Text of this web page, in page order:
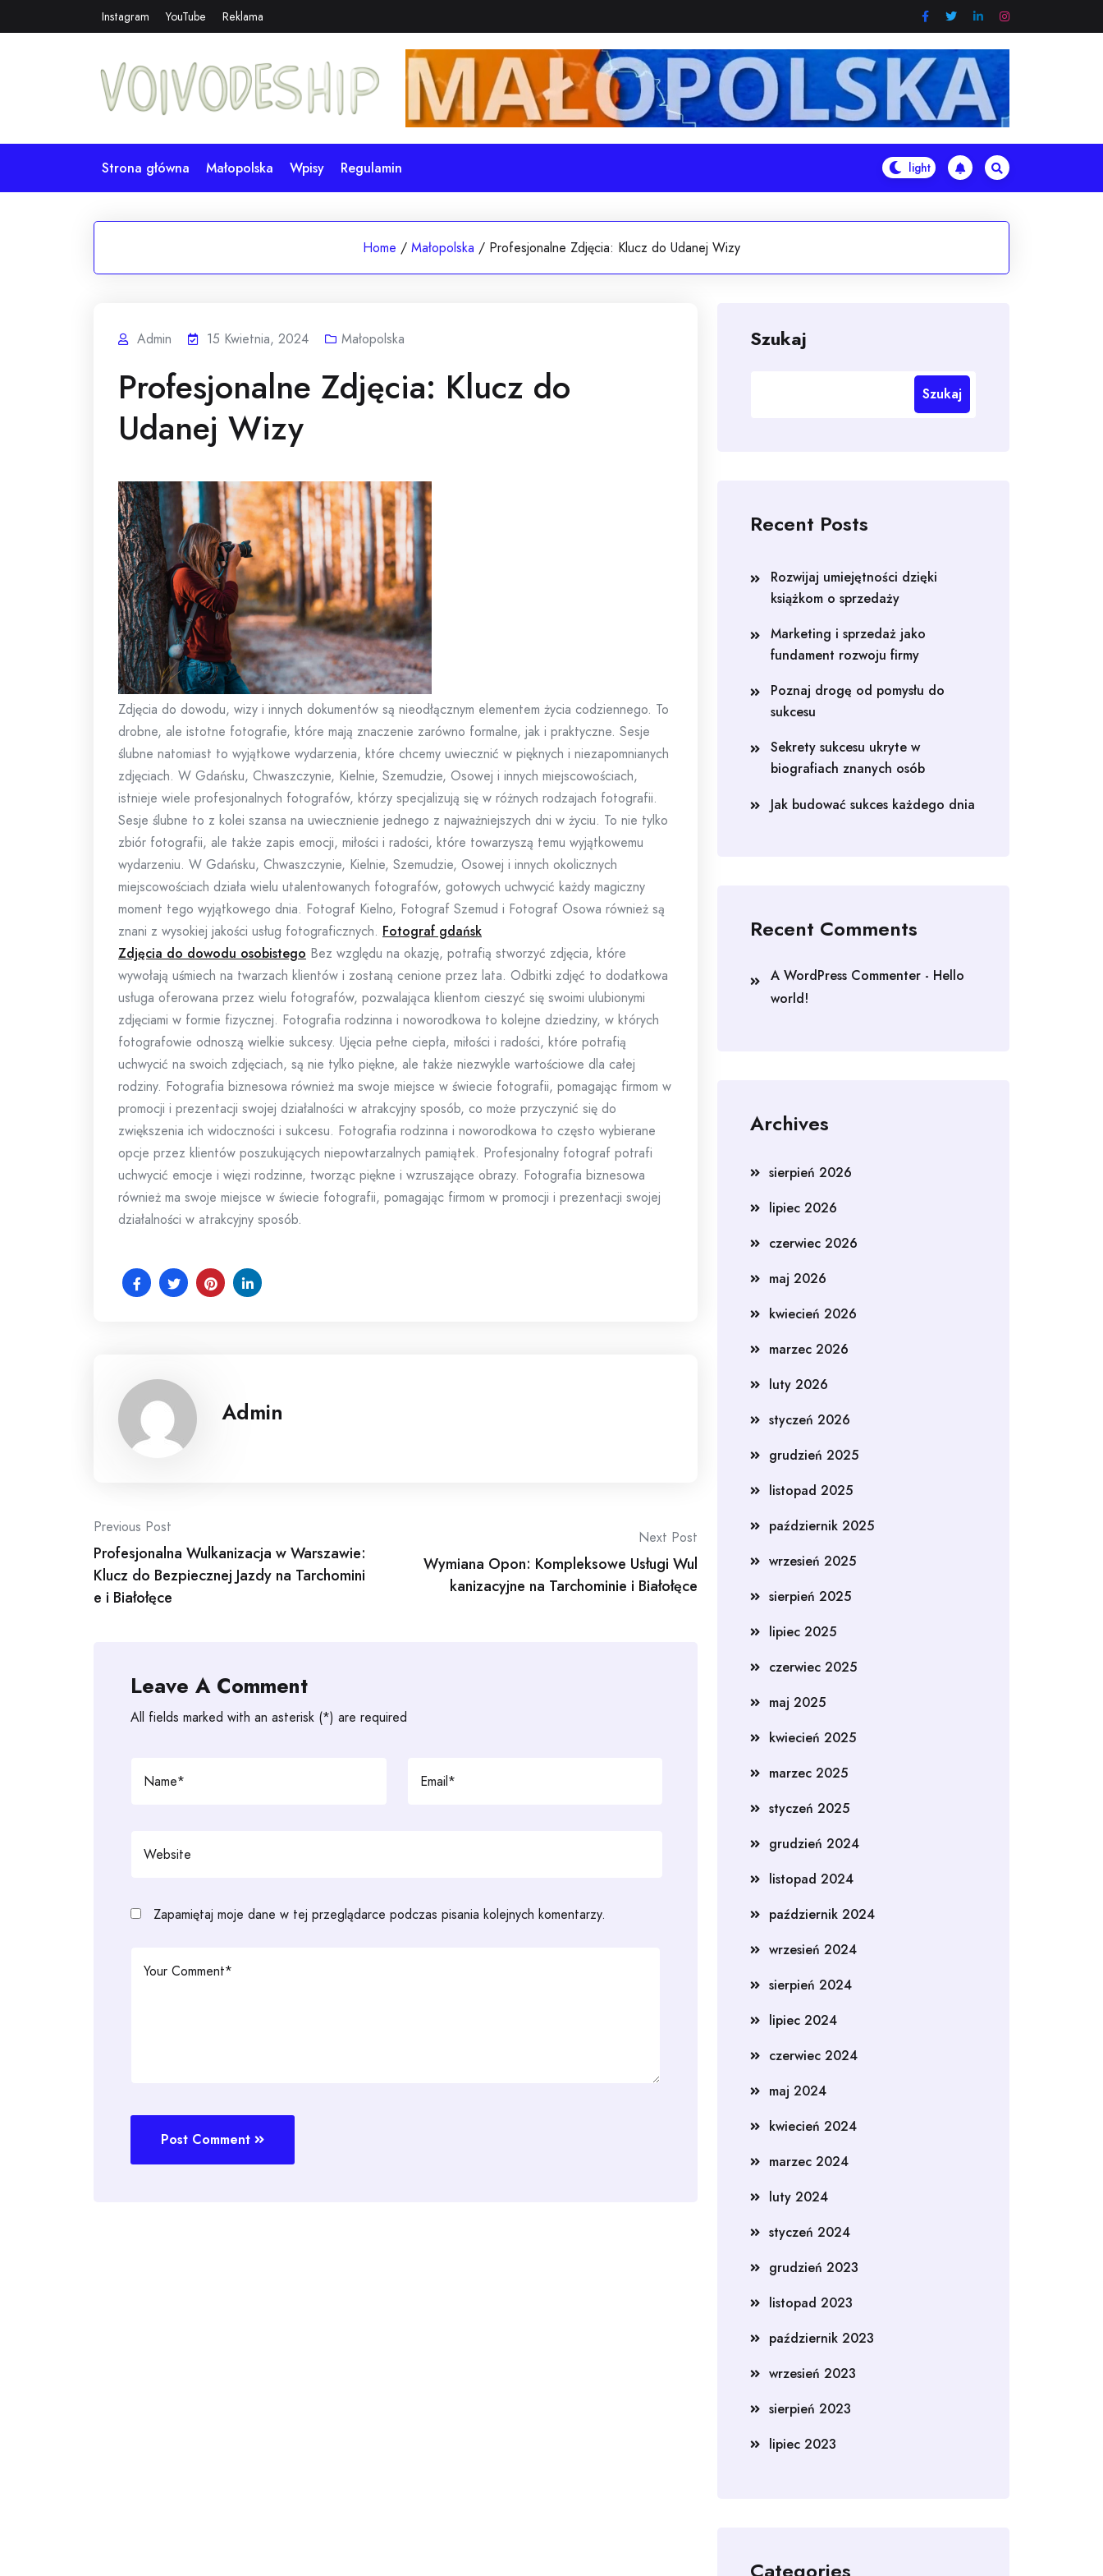
to
Instagram YouTube Reklama
Strona główna Małopolska Wpisy Regulamin
Home / Małopolska / Profesjonalne Zdjęcia: Klucz do Udanej Wizy
Admin 15 Kwietnia, 2024 Małopolska
Profesjonalne Zdjęcia: Klucz do
Udanej Wizy
Zdjęcia do dowodu, wizy i innych dokumentów są nieodłącznym elementem życia codziennego. To
drobne, ale istotne fotografie, które mają znaczenie zarówno formalne, jak i praktyczne. Sesje
ślubne natomiast to wyjątkowe wydarzenia, które chcemy uwiecznić w pięknych i niezapomnianych
zdjęciach. W Gdańsku, Chwaszczynie, Kielnie, Szemudzie, Osowej i innych miejscowościach,
istnieje wiele profesjonalnych fotografów, którzy specjalizują się w różnych rodzajach fotografii.
Sesje ślubne to z kolei szansa na uwiecznienie jednego z najważniejszych dni w życiu. To nie tylko
zbiór fotografii, ale także zapis emocji, miłości i radości, które towarzyszą temu wyjątkowemu
wydarzeniu. W Gdańsku, Chwaszczynie, Kielnie, Szemudzie, Osowej i innych okolicznych
miejscowościach działa wielu utalentowanych fotografów, gotowych uchwycić każdy magiczny
moment tego wyjątkowego dnia. Fotograf Kielno, Fotograf Szemud i Fotograf Osowa również są
znani z wysokiej jakości usług fotograficznych. Fotograf gdańsk
Zdjęcia do dowodu osobistego Bez względu na okazję, potrafią stworzyć zdjęcia, które
wywołają uśmiech na twarzach klientów i zostaną cenione przez lata. Odbitki zdjęć to dodatkowa
usługa oferowana przez wielu fotografów, pozwalająca klientom cieszyć się swoimi ulubionymi
zdjęciami w formie fizycznej. Fotografia rodzinna i noworodkowa to kolejne dziedziny, w których
fotografowie odnoszą wielkie sukcesy. Ujęcia pełne ciepła, miłości i radości, które potrafią
uchwycić na swoich zdjęciach, są nie tylko piękne, ale także niezwykle wartościowe dla całej
rodziny. Fotografia biznesowa również ma swoje miejsce w świecie fotografii, pomagając firmom w
promocji i prezentacji swojej działalności w atrakcyjny sposób, co może przyczynić się do
zwiększenia ich widoczności i sukcesu. Fotografia rodzinna i noworodkowa to często wybierane
opcje przez klientów poszukujących niepowtarzalnych pamiątek. Profesjonalny fotograf potrafi
uchwycić emocje i więzi rodzinne, tworząc piękne i wzruszające obrazy. Fotografia biznesowa
również ma swoje miejsce w świecie fotografii, pomagając firmom w promocji i prezentacji swojej
działalności w atrakcyjny sposób.
Admin
Post
navigation
Previous Post
Profesjonalna Wulkanizacja w Warszawie:
Klucz do Bezpiecznej Jazdy na Tarchomini
e i Białołęce
Next Post
Wymiana Opon: Kompleksowe Usługi Wul
kanizacyjne na Tarchominie i Białołęce
Leave A Comment
All fields marked with an asterisk (*) are required
Zapamiętaj moje dane w tej przeglądarce podczas pisania kolejnych komentarzy.
Post Comment
Szukaj
Szukaj
Recent Posts
Rozwijaj umiejętności dzięki
książkom o sprzedaży
Marketing i sprzedaż jako
fundament rozwoju firmy
Poznaj drogę od pomysłu do
sukcesu
Sekrety sukcesu ukryte w
biografiach znanych osób
Jak budować sukces każdego dnia
Recent Comments
A WordPress Commenter - Hello
world!
Archives
sierpień 2026
lipiec 2026
czerwiec 2026
maj 2026
kwiecień 2026
marzec 2026
luty 2026
styczeń 2026
grudzień 2025
listopad 2025
październik 2025
wrzesień 2025
sierpień 2025
lipiec 2025
czerwiec 2025
maj 2025
kwiecień 2025
marzec 2025
styczeń 2025
grudzień 2024
listopad 2024
październik 2024
wrzesień 2024
sierpień 2024
lipiec 2024
czerwiec 2024
maj 2024
kwiecień 2024
marzec 2024
luty 2024
styczeń 2024
grudzień 2023
listopad 2023
październik 2023
wrzesień 2023
sierpień 2023
lipiec 2023